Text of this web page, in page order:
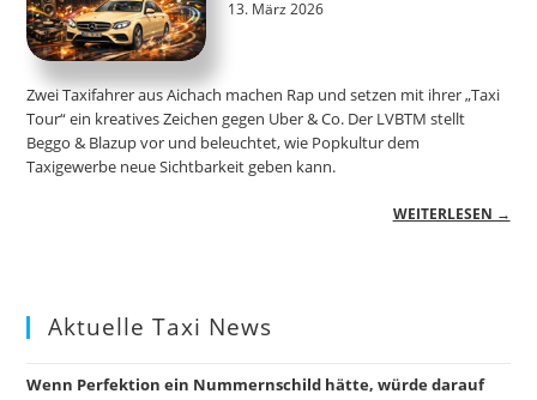
13. März 2026
Zwei Taxifahrer aus Aichach machen Rap und setzen mit ihrer „Taxi
Tour“ ein kreatives Zeichen gegen Uber & Co. Der LVBTM stellt
Beggo & Blazup vor und beleuchtet, wie Popkultur dem
Taxigewerbe neue Sichtbarkeit geben kann.
WEITERLESEN →
Aktuelle Taxi News
Wenn Perfektion ein Nummernschild hätte, würde darauf